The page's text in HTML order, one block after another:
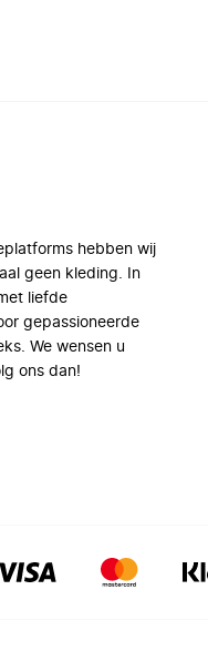
hebben wij
geen kleding. In
liefde
gepassioneerde
We wensen u
ons dan!